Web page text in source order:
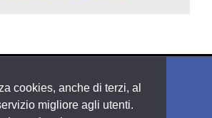
cookies, anche di terzi, al
migliore agli utenti.